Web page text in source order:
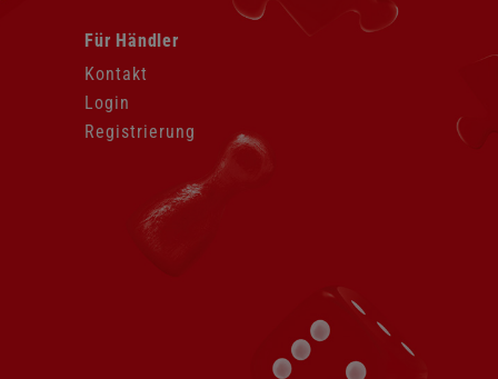
Navigation
überspringen
Für Händler
Kontakt
Login
Registrierung